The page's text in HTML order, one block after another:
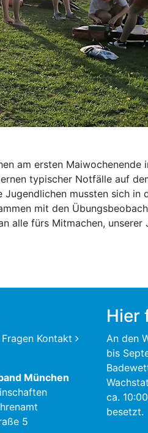
am ersten
typischer Notfälle auf
mussten sich
mit den
alle fürs Mitmachen,
Kontakt
München
5
Hier
An den
bis
ca.
besetzt.